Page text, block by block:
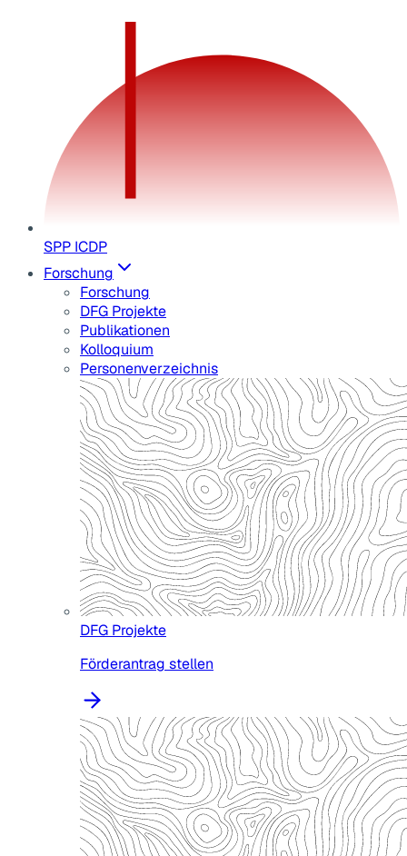
SPP ICDP
Forschung
Forschung
DFG Projekte
Publikationen
Kolloquium
Personenverzeichnis
DFG Projekte
Förderantrag stellen